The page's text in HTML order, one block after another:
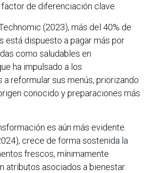
de diferenciación clave.
(2023), más del 40% de
está dispuesto a pagar más por
como saludables en
ha impulsado a los
reformular sus menús, priorizando
conocido y preparaciones más
es aún más evidente.
crece de forma sostenida la
frescos, mínimamente
atributos asociados a bienestar.